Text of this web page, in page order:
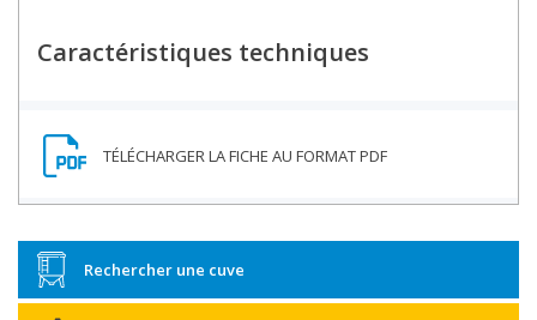
Rechercher une cuve
Caractéristiques techniques